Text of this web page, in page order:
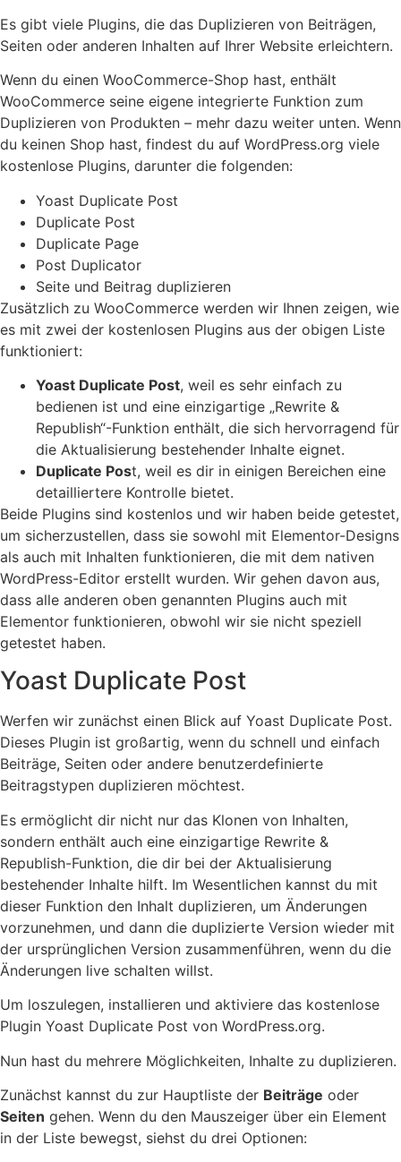
Es gibt viele Plugins, die das Duplizieren von Beiträgen,
Seiten oder anderen Inhalten auf Ihrer Website erleichtern.
Wenn du einen WooCommerce-Shop hast, enthält
WooCommerce seine eigene integrierte Funktion zum
Duplizieren von Produkten – mehr dazu weiter unten. Wenn
du keinen Shop hast, findest du auf WordPress.org viele
kostenlose Plugins, darunter die folgenden:
Yoast Duplicate Post
Duplicate Post
Duplicate Page
Post Duplicator
Seite und Beitrag duplizieren
Zusätzlich zu WooCommerce werden wir Ihnen zeigen, wie
es mit zwei der kostenlosen Plugins aus der obigen Liste
funktioniert:
Yoast Duplicate Post, weil es sehr einfach zu
bedienen ist und eine einzigartige „Rewrite &
Republish“-Funktion enthält, die sich hervorragend für
die Aktualisierung bestehender Inhalte eignet.
Duplicate Post, weil es dir in einigen Bereichen eine
detailliertere Kontrolle bietet.
Beide Plugins sind kostenlos und wir haben beide getestet,
um sicherzustellen, dass sie sowohl mit Elementor-Designs
als auch mit Inhalten funktionieren, die mit dem nativen
WordPress-Editor erstellt wurden. Wir gehen davon aus,
dass alle anderen oben genannten Plugins auch mit
Elementor funktionieren, obwohl wir sie nicht speziell
getestet haben.
Yoast Duplicate Post
Werfen wir zunächst einen Blick auf Yoast Duplicate Post.
Dieses Plugin ist großartig, wenn du schnell und einfach
Beiträge, Seiten oder andere benutzerdefinierte
Beitragstypen duplizieren möchtest.
Es ermöglicht dir nicht nur das Klonen von Inhalten,
sondern enthält auch eine einzigartige Rewrite &
Republish-Funktion, die dir bei der Aktualisierung
bestehender Inhalte hilft. Im Wesentlichen kannst du mit
dieser Funktion den Inhalt duplizieren, um Änderungen
vorzunehmen, und dann die duplizierte Version wieder mit
der ursprünglichen Version zusammenführen, wenn du die
Änderungen live schalten willst.
Um loszulegen, installieren und aktiviere das kostenlose
Plugin Yoast Duplicate Post von WordPress.org.
Nun hast du mehrere Möglichkeiten, Inhalte zu duplizieren.
Zunächst kannst du zur Hauptliste der Beiträge oder
Seiten gehen. Wenn du den Mauszeiger über ein Element
in der Liste bewegst, siehst du drei Optionen: